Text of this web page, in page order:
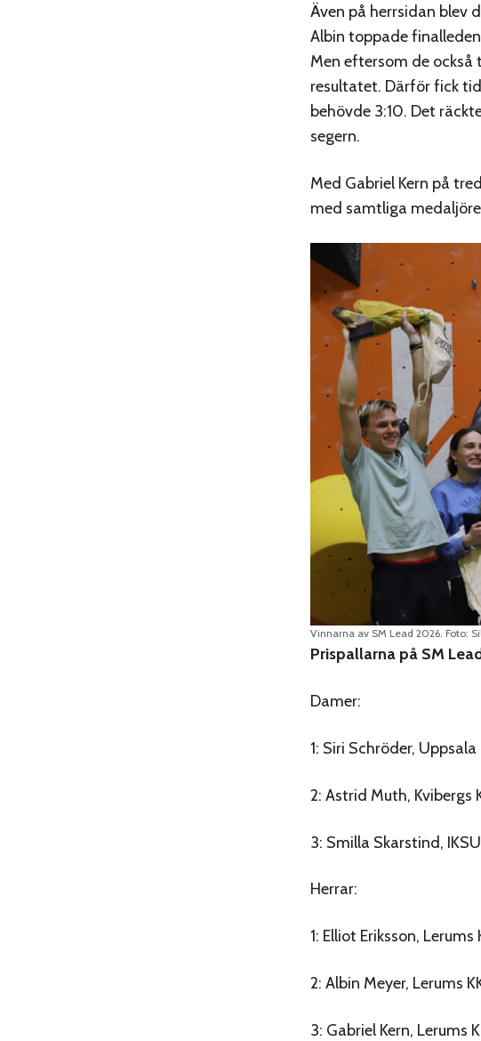
Även på herrsidan blev
Albin toppade
Men eftersom de
resultatet. Därför fick
behövde 3:10. Det
segern.
Med Gabriel Kern på
med samtliga
Vinnarna av SM Lead 2026. Foto:
Prispallarna på SM
Damer:
1: Siri Schröder, Uppsala
2: Astrid Muth, Kvibergs
3: Smilla Skarstind, IKSU
Herrar:
1: Elliot Eriksson, Lerums
2: Albin Meyer, Lerums
3: Gabriel Kern, Lerums